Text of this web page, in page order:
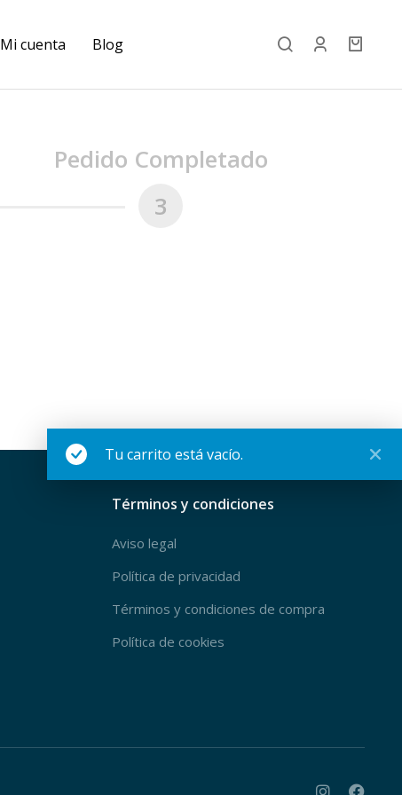
Pedido Completado
3
Mi cuenta Blog
Tu carrito está vacío.
Términos y condiciones
Aviso legal
Política de privacidad
Términos y condiciones de compra
Política de cookies